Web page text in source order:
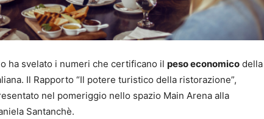
ha svelato i numeri che certificano il peso economico della
Il Rapporto “Il potere turistico della ristorazione”,
nel pomeriggio nello spazio Main Arena alla
Santanchè.